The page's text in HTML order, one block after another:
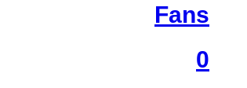
Fans
0